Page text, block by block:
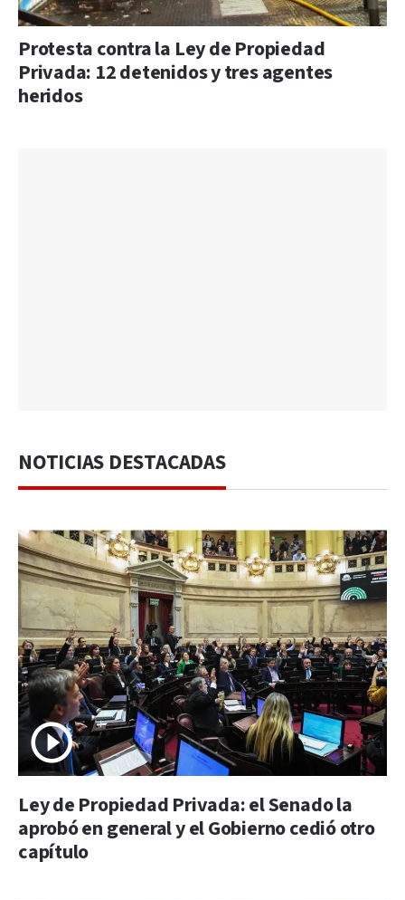
Protesta contra la Ley de Propiedad
Privada: 12 detenidos y tres agentes
heridos
NOTICIAS DESTACADAS
Ley de Propiedad Privada: el Senado la
aprobó en general y el Gobierno cedió otro
capítulo